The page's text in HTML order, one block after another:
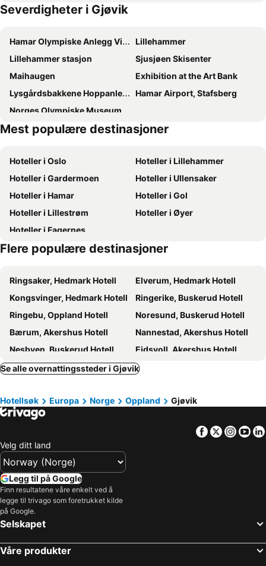
Severdigheter i Gjøvik
Hamar Olympiske Anlegg Vikingeskipet
Lillehammer
Lillehammer stasjon
Sjusjøen Skisenter
Maihaugen
Exhibition at the Art Bank
Lysgårdsbakkene Hoppanlegg
Hamar Airport, Stafsberg
Norges Olympiske Museum
Mest populære destinasjoner
Hoteller i Oslo
Hoteller i Lillehammer
Hoteller i Gardermoen
Hoteller i Ullensaker
Hoteller i Hamar
Hoteller i Gol
Hoteller i Lillestrøm
Hoteller i Øyer
Hoteller i Fagernes
Flere populære destinasjoner
Ringsaker, Hedmark Hotell
Elverum, Hedmark Hotell
Kongsvinger, Hedmark Hotell
Ringerike, Buskerud Hotell
Ringebu, Oppland Hotell
Noresund, Buskerud Hotell
Bærum, Akershus Hotell
Nannestad, Akershus Hotell
Nesbyen, Buskerud Hotell
Eidsvoll, Akershus Hotell
Hurdal, Akershus Hotell
Skedsmo, Akershus Hotell
Sørlia, Oppland Hotell
Biri, Oppland Hotell
Hole, Buskerud Hotell
Krødsherad, Buskerud Hotell
Lillehammer, Oppland Hotell
Beitostølen, Oppland Hotell
Lom, Oppland Hotell
Dombås, Oppland Hotell
Bergen, Hordaland Hotell
Tromsø, Troms Hotell
Se alle overnattingssteder i Gjøvik
Hotellsøk Europa Norge Oppland Gjøvik
Facebook
Twitter
Velg ditt land
Legg til på Google
Finn resultatene våre enkelt ved å
legge til trivago som foretrukket kilde
på Google.
Selskapet
Våre produkter